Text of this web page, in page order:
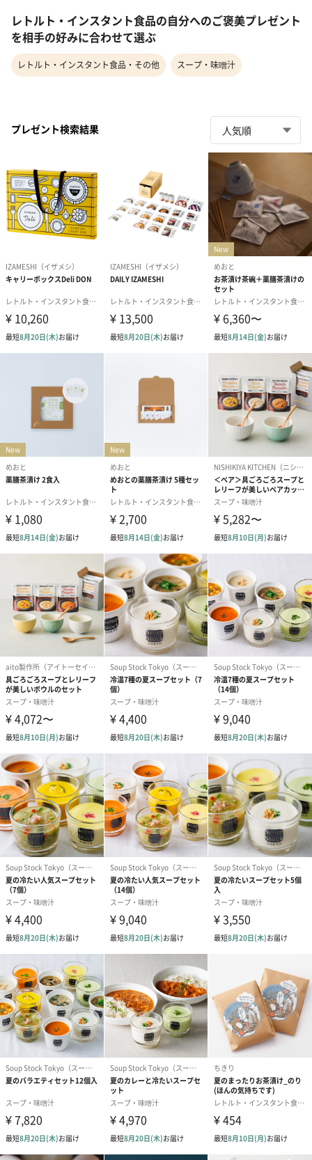
レトルト・インスタント食品の自分へのご褒美プレゼント
を相手の好みに合わせて選ぶ
レトルト・インスタント食品・その他 スープ・味噌汁
プレゼント検索結果